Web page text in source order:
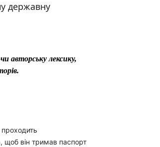
державну
авторську лексику,
щоб він тримав паспорт